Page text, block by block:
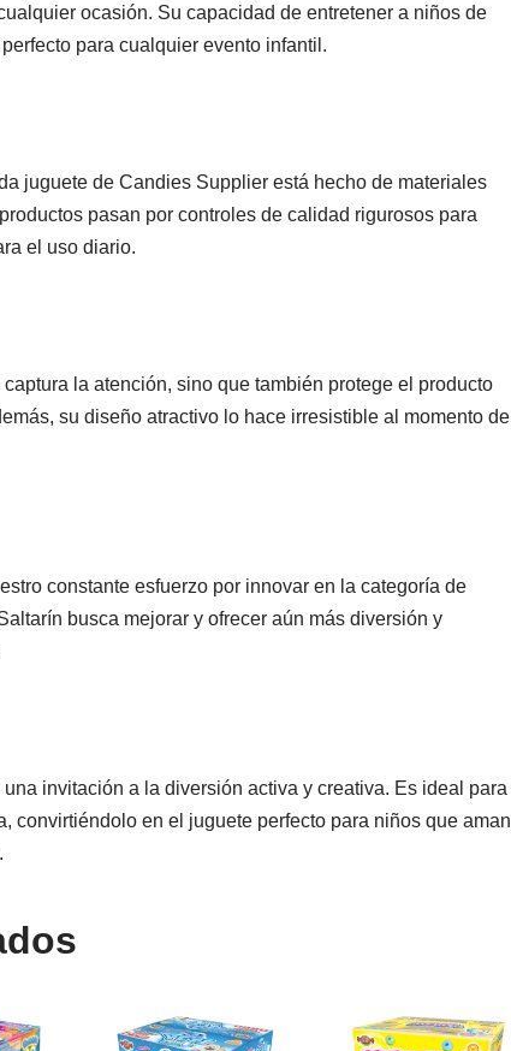
ocasión. Su capacidad de entretener a niños de
para cualquier evento infantil.
juguete de Candies Supplier está hecho de materiales
pasan por controles de calidad rigurosos para
el uso diario.
la atención, sino que también protege el producto
su diseño atractivo lo hace irresistible al momento de
constante esfuerzo por innovar en la categoría de
busca mejorar y ofrecer aún más diversión y
invitación a la diversión activa y creativa. Es ideal para
convirtiéndolo en el juguete perfecto para niños que aman